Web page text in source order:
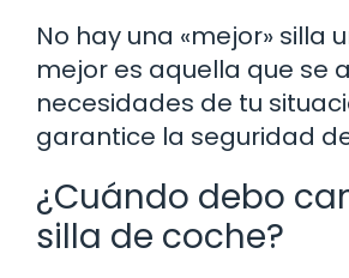
No hay una «mejor» silla
mejor es aquella que se
necesidades de tu
garantice la seguridad
¿Cuándo debo
silla de coche?